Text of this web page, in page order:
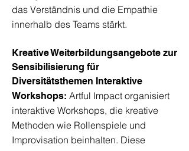
das Verständnis und die Empathie
innerhalb des Teams stärkt.
Kreative Weiterbildungsangebote zur
Sensibilisierung für
Diversitätsthemen Interaktive
Workshops: Artful Impact organisiert
interaktive Workshops, die kreative
Methoden wie Rollenspiele und
Improvisation beinhalten. Diese